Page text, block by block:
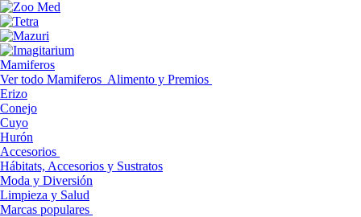
Mamiferos
Ver todo Mamiferos Alimento y Premios
Erizo
Conejo
Cuyo
Hurón
Accesorios
Hábitats, Accesorios y Sustratos
Moda y Diversión
Limpieza y Salud
Marcas populares